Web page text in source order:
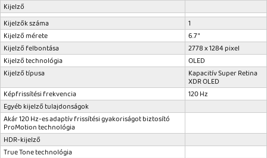
Kijelző
Kijelzők száma
1
Kijelző mérete
6.7"
Kijelző felbontása
2778 x 1284 pixel
Kijelző technológia
OLED
Kijelző típusa
Kapacitív Super Retina
XDR OLED
Képfrissítési frekvencia
120 Hz
Egyéb kijelző tulajdonságok
Akár 120 Hz-es adaptív frissítési gyakoriságot biztosító
ProMotion technológia
HDR-kijelző
True Tone technológia